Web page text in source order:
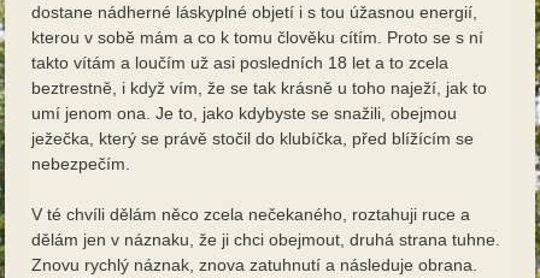
dostane nádherné láskyplné objetí i s tou úžasnou energií,
kterou v sobě mám a co k tomu člověku cítím. Proto se s ní
takto vítám a loučím už asi posledních 18 let a to zcela
beztrestně, i když vím, že se tak krásně u toho naježí, jak to
umí jenom ona. Je to, jako kdybyste se snažili, obejmou
ježečka, který se právě stočil do klubíčka, před blížícím se
nebezpečím.
V té chvíli dělám něco zcela nečekaného, roztahuji ruce a
dělám jen v náznaku, že ji chci obejmout, druhá strana tuhne.
Znovu rychlý náznak, znova zatuhnutí a následuje obrana.